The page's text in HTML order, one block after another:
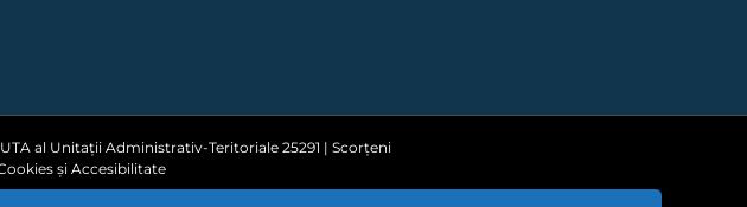
al Unitații Administrativ-Teritoriale 25291 | Scorțeni
și Accesibilitate